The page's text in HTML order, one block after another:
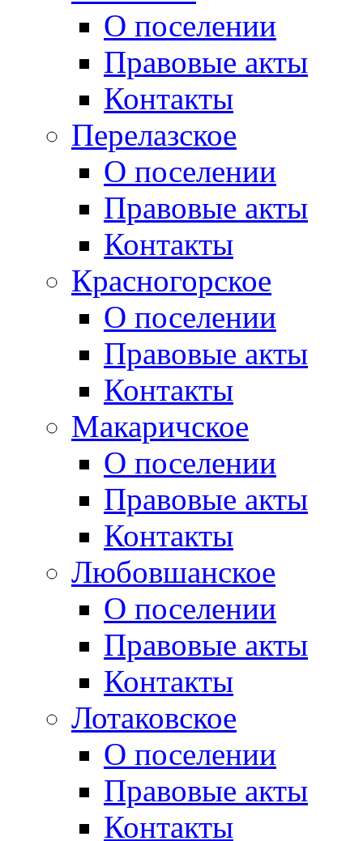
О поселении
Правовые акты
Контакты
Перелазское
О поселении
Правовые акты
Контакты
Красногорское
О поселении
Правовые акты
Контакты
Макаричское
О поселении
Правовые акты
Контакты
Любовшанское
О поселении
Правовые акты
Контакты
Лотаковское
О поселении
Правовые акты
Контакты